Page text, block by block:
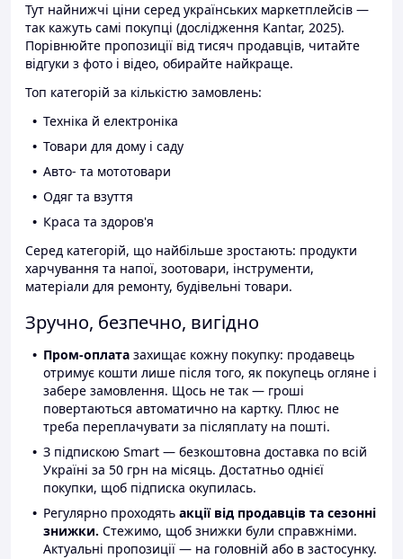
Тут найнижчі ціни серед українських маркетплейсів —
так кажуть самі покупці (дослідження Kantar, 2025).
Порівнюйте пропозиції від тисяч продавців, читайте
відгуки з фото і відео, обирайте найкраще.
Топ категорій за кількістю замовлень:
Техніка й електроніка
Товари для дому і саду
Авто- та мототовари
Одяг та взуття
Краса та здоров'я
Серед категорій, що найбільше зростають: продукти
харчування та напої, зоотовари, інструменти,
матеріали для ремонту, будівельні товари.
Зручно, безпечно, вигідно
Пром-оплата захищає кожну покупку: продавець
отримує кошти лише після того, як покупець огляне і
забере замовлення. Щось не так — гроші
повертаються автоматично на картку. Плюс не
треба переплачувати за післяплату на пошті.
З підпискою Smart — безкоштовна доставка по всій
Україні за 50 грн на місяць. Достатньо однієї
покупки, щоб підписка окупилась.
Регулярно проходять акції від продавців та сезонні
знижки. Стежимо, щоб знижки були справжніми.
Актуальні пропозиції — на головній або в застосунку.